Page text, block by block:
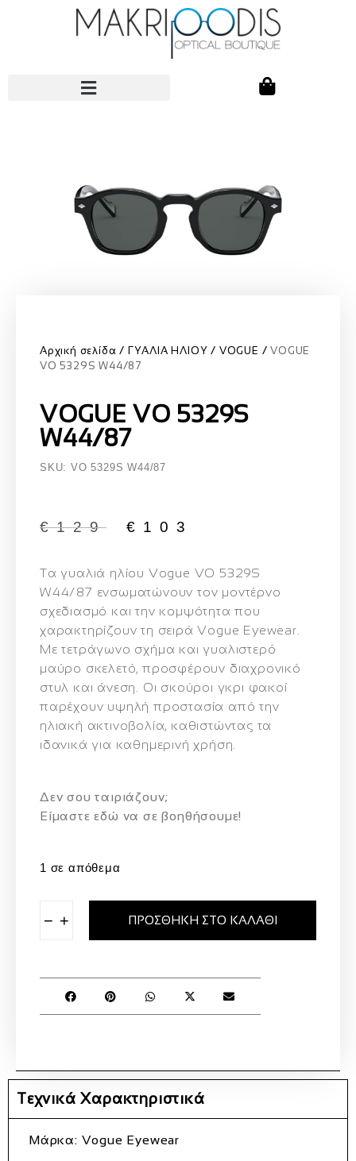
Αρχική σελίδα ΓΥΑΛΙΑ ΗΛΙΟΥ VOGUE
VOGUE
VO 5329S W44/87
VOGUE VO 5329S
W44/87
SKU: VO 5329S W44/87
€129 € 103
Τα γυαλιά ηλίου Vogue VO 5329S
W44/87 ενσωματώνουν τον μοντέρνο
σχεδιασμό και την κομψότητα που
χαρακτηρίζουν τη σειρά Vogue Eyewear.
Με τετράγωνο σχήμα και γυαλιστερό
μαύρο σκελετό, προσφέρουν διαχρονικό
στυλ και άνεση. Οι σκούροι γκρι φακοί
παρέχουν υψηλή προστασία από την
ηλιακή ακτινοβολία, καθιστώντας τα
ιδανικά για καθημερινή χρήση.
Δεν σου ταιριάζουν;
Eίμαστε εδώ να σε βοηθήσουμε!
1 σε απόθεμα
− + ΠΡΟΣΘΉΚΗ ΣΤΟ ΚΑΛΆΘΙ
Τεχνικά Χαρακτηριστικά
Μάρκα: Vogue Eyewear